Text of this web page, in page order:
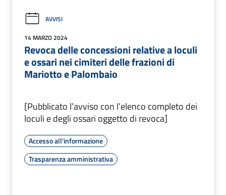
AVVISI
14 MARZO 2024
Revoca delle concessioni relative a loculi
e ossari nei cimiteri delle frazioni di
Mariotto e Palombaio
[Pubblicato l’avviso con l’elenco completo dei
loculi e degli ossari oggetto di revoca]
Accesso all'informazione
Trasparenza amministrativa